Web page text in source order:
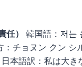
任）
韓国語：저는
：チョヌン クン シ
本語訳：私は大き